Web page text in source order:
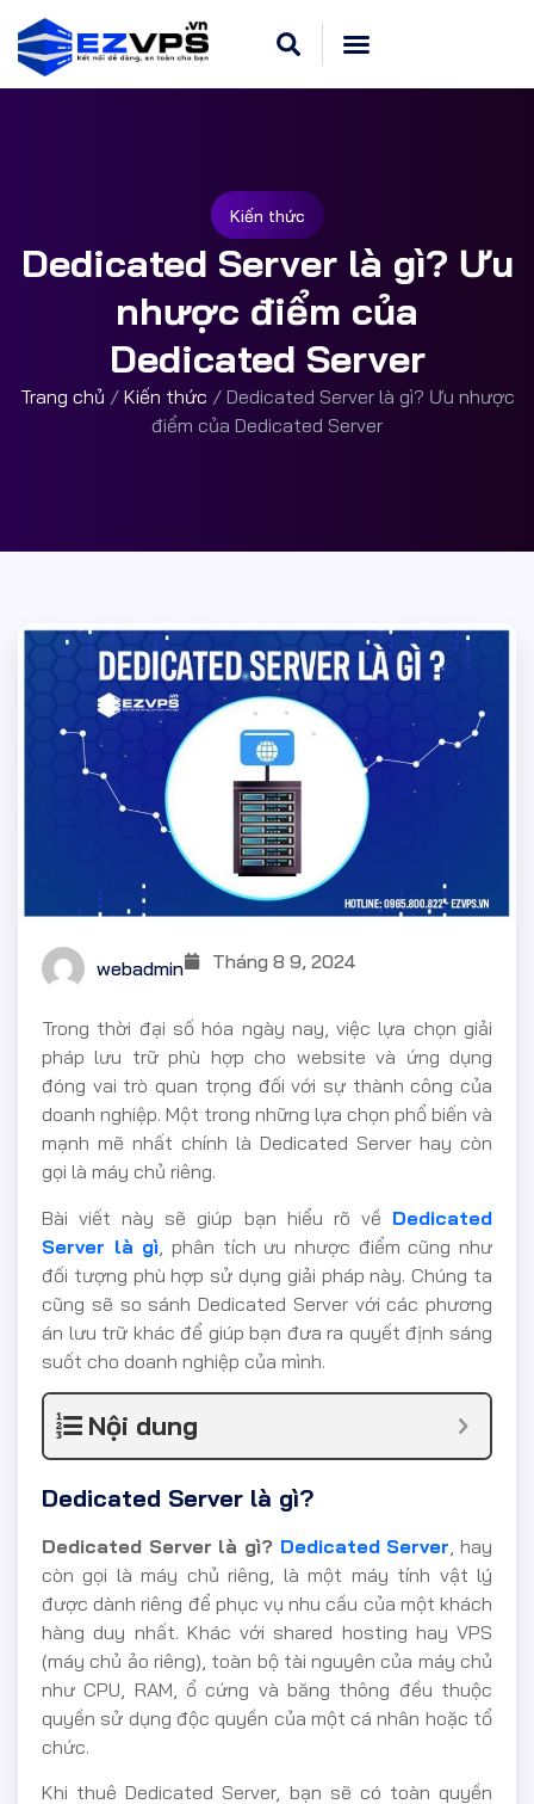
Kiến thức
Dedicated Server là gì? Ưu
nhược điểm của
Dedicated Server
Trang chủ / Kiến thức / Dedicated Server là gì? Ưu nhược
điểm của Dedicated Server
webadmin Tháng 8 9, 2024
Trong thời đại số hóa ngày nay, việc lựa chọn giải
pháp lưu trữ phù hợp cho website và ứng dụng
đóng vai trò quan trọng đối với sự thành công của
doanh nghiệp. Một trong những lựa chọn phổ biến và
mạnh mẽ nhất chính là Dedicated Server hay còn
gọi là máy chủ riêng.
Bài viết này sẽ giúp bạn hiểu rõ về Dedicated
Server là gì , phân tích ưu nhược điểm cũng như
đối tượng phù hợp sử dụng giải pháp này. Chúng ta
cũng sẽ so sánh Dedicated Server với các phương
án lưu trữ khác để giúp bạn đưa ra quyết định sáng
suốt cho doanh nghiệp của mình.
Nội dung
Dedicated Server là gì?
Dedicated Server là gì? Dedicated Server, hay
còn gọi là máy chủ riêng, là một máy tính vật lý
được dành riêng để phục vụ nhu cầu của một khách
hàng duy nhất. Khác với shared hosting hay VPS
(máy chủ ảo riêng), toàn bộ tài nguyên của máy chủ
như CPU, RAM, ổ cứng và băng thông đều thuộc
quyền sử dụng độc quyền của một cá nhân hoặc tổ
chức.
Khi thuê Dedicated Server, bạn sẽ có toàn quyền